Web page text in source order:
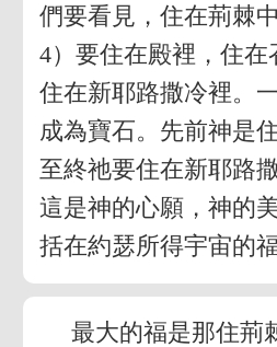
們要看見，住在荊棘
4）要住在殿裡，住在
住在新耶路撒冷裡。
成為寶石。先前神是
至終祂要住在新耶路
這是神的心願，神的
括在約瑟所得宇宙的福
最大的福是那住荊